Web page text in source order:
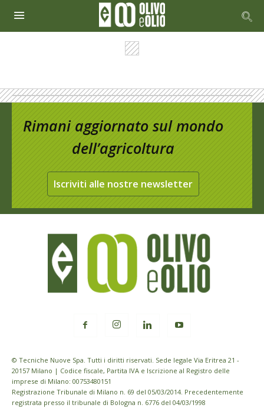
Rimani aggiornato sul mondo
dell’agricoltura
Iscriviti alle nostre newsletter
© Tecniche Nuove Spa. Tutti i diritti riservati. Sede legale Via Eritrea 21 -
20157 Milano | Codice fiscale, Partita IVA e Iscrizione al Registro delle
imprese di Milano: 00753480151
Registrazione Tribunale di Milano n. 69 del 05/03/2014. Precedentemente
registrata presso il tribunale di Bologna n. 6776 del 04/03/1998